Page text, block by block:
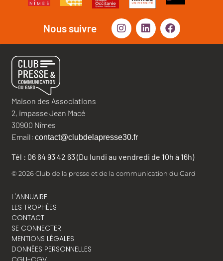
Nous suivre
Maison des Associations
2, impasse Jean Macé
30900 Nîmes
Email: contact@clubdelapresse30.fr
Tél : 06 64 93 42 63 (Du lundi au vendredi de 10h à 16h)
© 2026 Club de la presse et de la communication du Gard
L'ANNUAIRE
LES TROPHÉES
CONTACT
SE CONNECTER
MENTIONS LÉGALES
DONNÉES PERSONNELLES